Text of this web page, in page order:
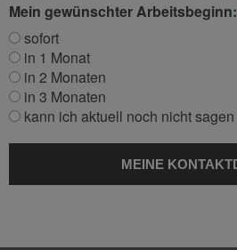
Mein gewünschter Arbeitsbeginn:
sofort
in 1 Monat
in 2 Monaten
in 3 Monaten
kann ich aktuell noch nicht sagen